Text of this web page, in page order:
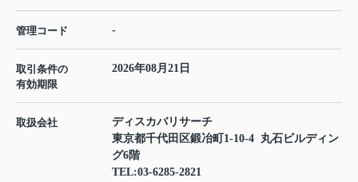
管理コード -
取引条件の
有効期限
2026年08月21日
取扱会社
ディスカバリサーチ
東京都千代田区鍛冶町1-10-4 丸石ビルディン
グ6階
TEL:03-6285-2821